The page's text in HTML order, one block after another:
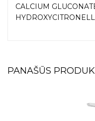
CALCIUM
PANAŠŪS